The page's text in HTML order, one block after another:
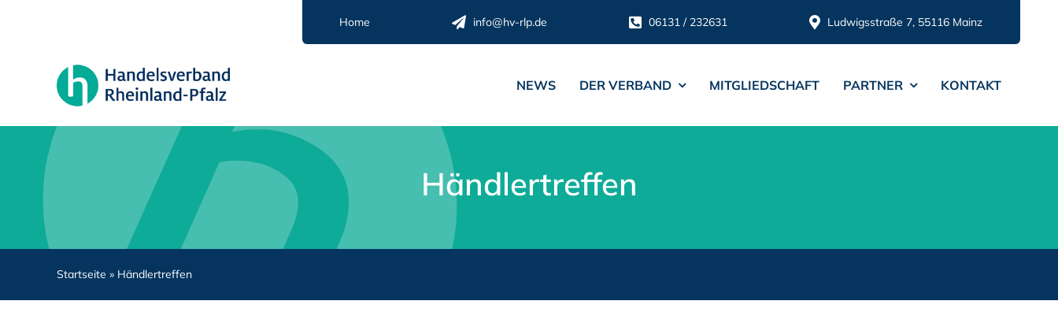
Home info@hv-rlp.de 06131 / 232631 Ludwigsstraße 7, 55116 Mainz
NEWS DER VERBAND MITGLIEDSCHAFT PARTNER KONTAKT
Händlertreffen
Startseite » Händlertreffen